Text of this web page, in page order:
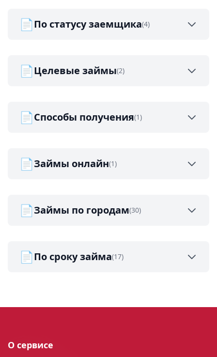
📄По статусу заемщика(4)
📄Целевые займы(2)
📄Способы получения(1)
📄Займы онлайн(1)
📄Займы по городам(30)
📄По сроку займа(17)
О сервисе